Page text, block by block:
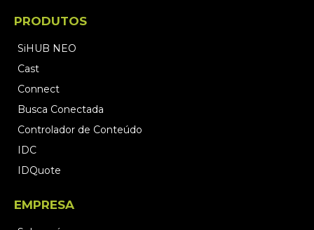
PRODUTOS
SiHUB NEO
Cast
Connect
Busca Conectada
Controlador de Conteúdo
IDC
IDQuote
EMPRESA